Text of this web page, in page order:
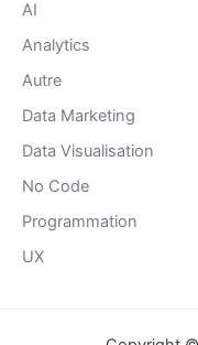
AI
Analytics
Autre
Data Marketing
Data Visualisation
No Code
Programmation
UX